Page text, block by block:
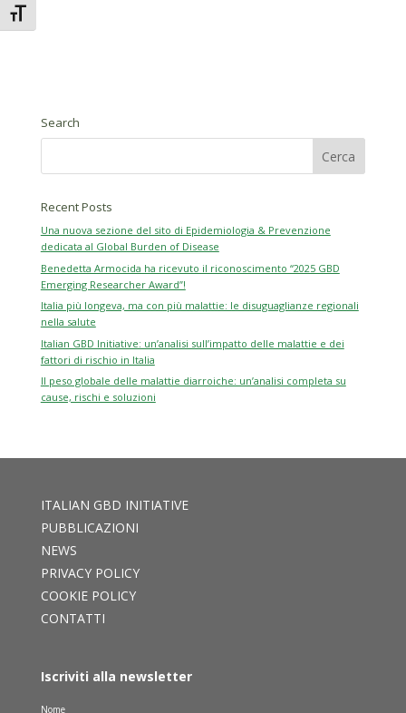
Attiva/disattiva dimensione testo
Search
Recent Posts
Una nuova sezione del sito di Epidemiologia & Prevenzione
dedicata al Global Burden of Disease
Benedetta Armocida ha ricevuto il riconoscimento “2025 GBD
Emerging Researcher Award”!
Italia più longeva, ma con più malattie: le disuguaglianze regionali
nella salute
Italian GBD Initiative: un’analisi sull’impatto delle malattie e dei
fattori di rischio in Italia
Il peso globale delle malattie diarroiche: un’analisi completa su
cause, rischi e soluzioni
ITALIAN GBD INITIATIVE
PUBBLICAZIONI
NEWS
PRIVACY POLICY
COOKIE POLICY
CONTATTI
Iscriviti alla newsletter
Nome